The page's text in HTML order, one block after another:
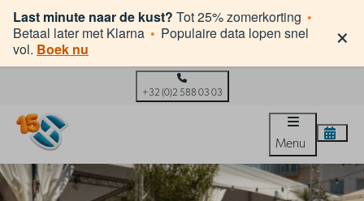
Last minute naar de kust? Tot 25% zomerkorting •
Betaal later met Klarna • Populaire data lopen snel
vol. Boek nu ×
+32 (0)2 588 03 03
Menu